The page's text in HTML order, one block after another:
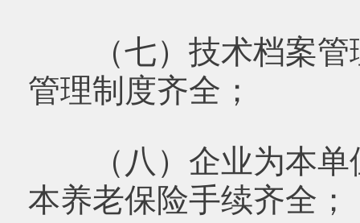
（七）技术档案管
管理制度齐全；
（八）企业为本单
本养老保险手续齐全；